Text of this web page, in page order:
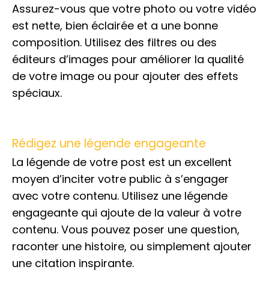
Assurez-vous que votre photo ou votre vidéo
est nette, bien éclairée et a une bonne
composition. Utilisez des filtres ou des
éditeurs d’images pour améliorer la qualité
de votre image ou pour ajouter des effets
spéciaux.
Rédigez une légende engageante
La légende de votre post est un excellent
moyen d’inciter votre public à s’engager
avec votre contenu. Utilisez une légende
engageante qui ajoute de la valeur à votre
contenu. Vous pouvez poser une question,
raconter une histoire, ou simplement ajouter
une citation inspirante.